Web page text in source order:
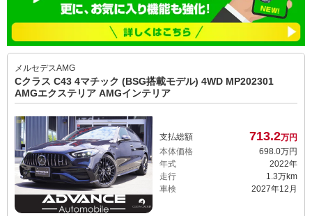
メルセデスAMG
Cクラス C43 4マチック (BSG搭載モデル) 4WD MP202301
AMGエクステリア AMGインテリア
支払総額 713.2万円
本体価格
698. 0万円
年式
2022年
走行
1.3万km
車検
2027年12月